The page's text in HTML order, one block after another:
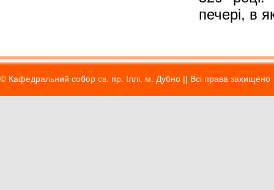
печері, в
© Кафедральний собор св. пр. Іллі, м. Дубно || Вci права захищено